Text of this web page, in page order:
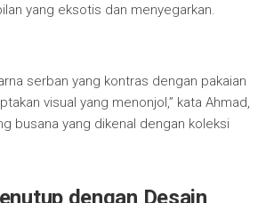
yang eksotis dan menyegarkan.
serban yang kontras dengan pakaian
visual yang menonjol,” kata Ahmad,
busana yang dikenal dengan koleksi
dengan Desain